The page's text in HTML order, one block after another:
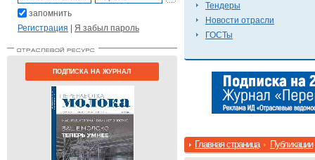
запомнить
Регистрация | Я забыл пароль
ПОДПИСКА НА ЖУРНАЛ
Тендеры
Новости отрасли
ГОСТы
Главная страница Публикации